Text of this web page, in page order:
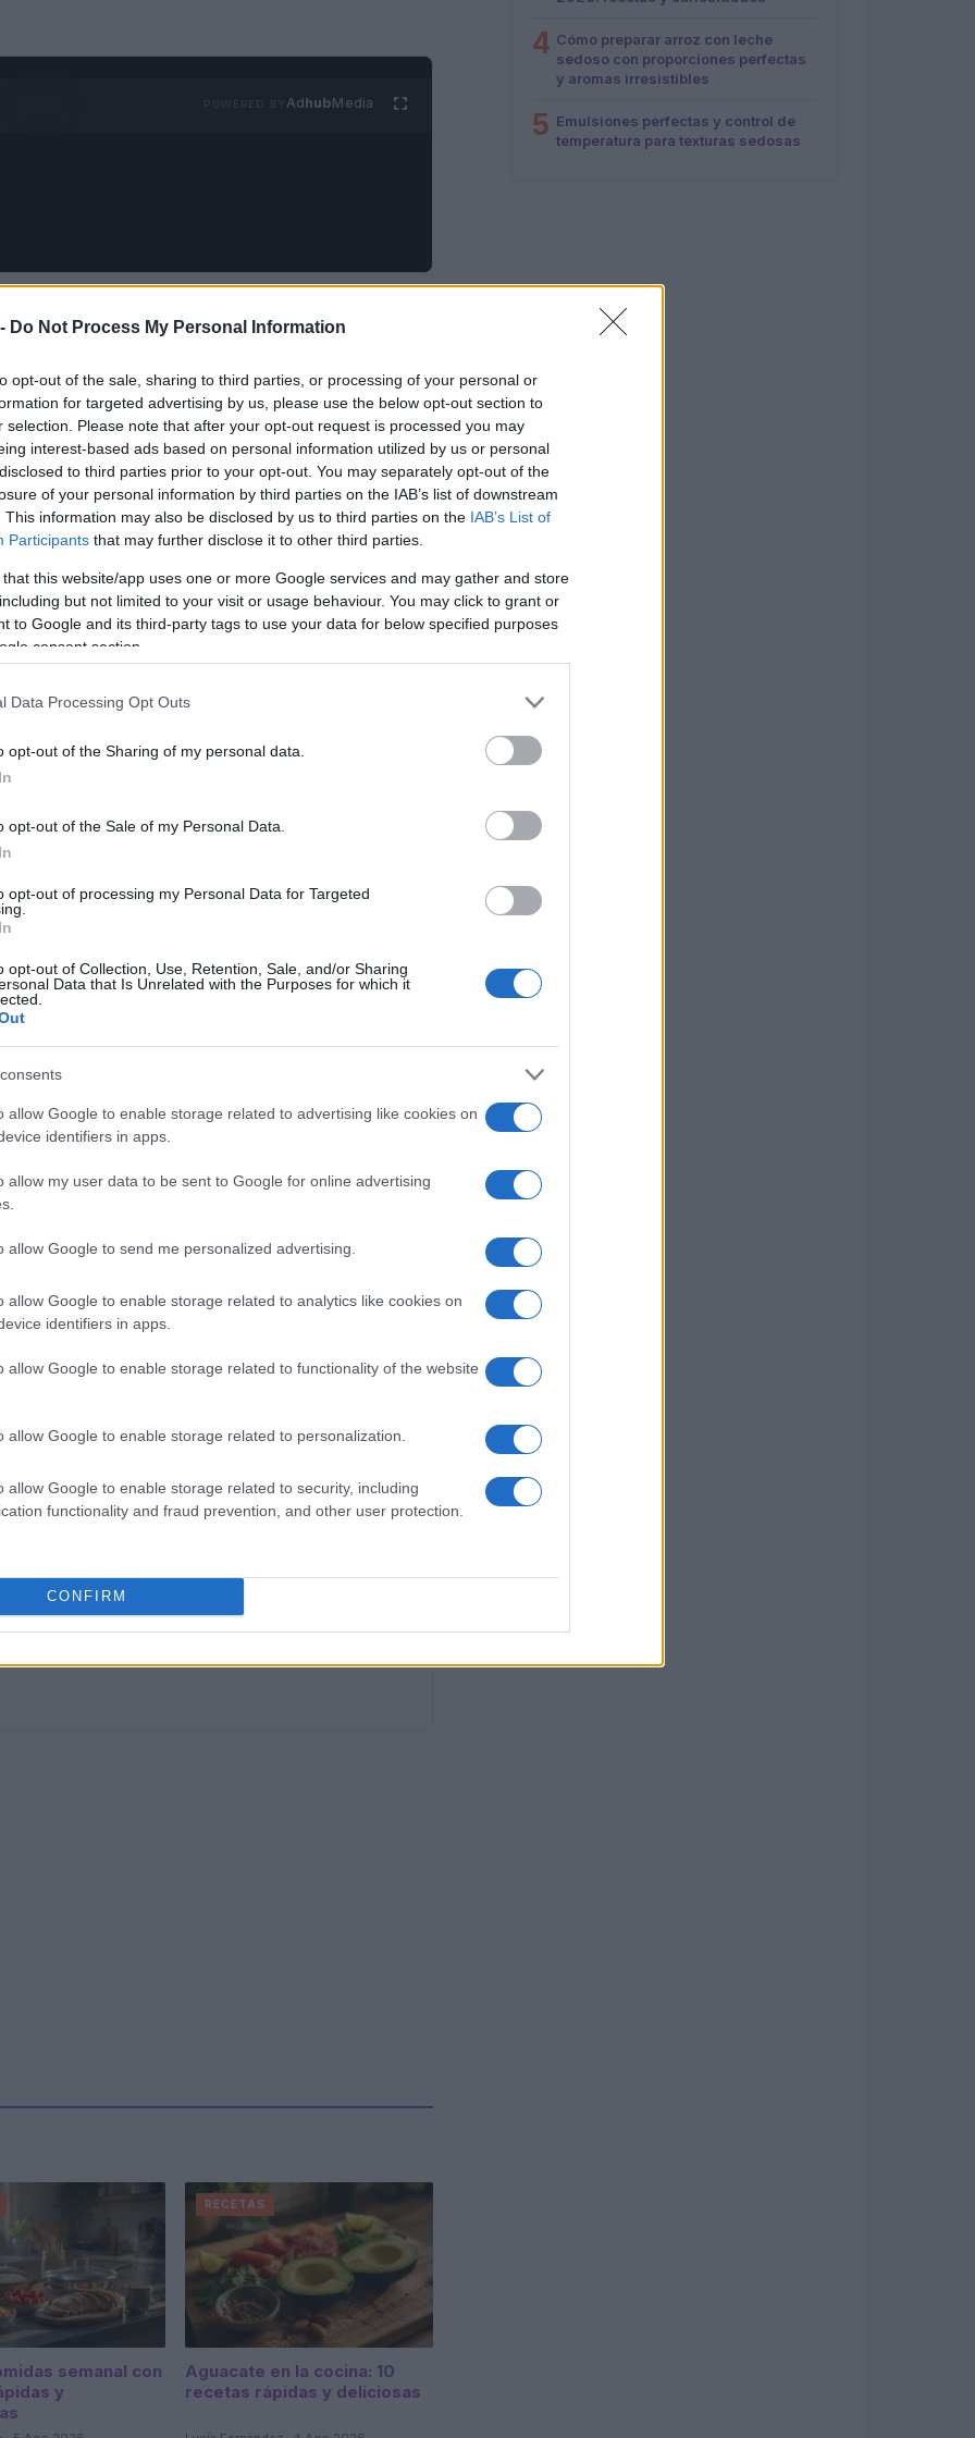
Do Not Process My Personal Information
opt-out of the sale, sharing to third parties, or processing of your personal or
for targeted advertising by us, please use the below opt-out section to
selection. Please note that after your opt-out request is processed you may
interest-based ads based on personal information utilized by us or personal
to third parties prior to your opt-out. You may separately opt-out of the
of your personal information by third parties on the IAB’s list of downstream
This information may also be disclosed by us to third parties on the IAB’s List of
Participants that may further disclose it to other third parties.
that this website/app uses one or more Google services and may gather and store
but not limited to your visit or usage behaviour. You may click to grant or
to Google and its third-party tags to use your data for below specified purposes
consent section.
Data Processing Opt Outs
opt-out of the Sharing of my personal data.
opt-out of the Sale of my Personal Data.
opt-out of processing my Personal Data for Targeted
opt-out of Collection, Use, Retention, Sale, and/or Sharing
Data that Is Unrelated with the Purposes for which it
allow Google to enable storage related to advertising like cookies on
identifiers in apps.
allow my user data to be sent to Google for online advertising
allow Google to send me personalized advertising.
allow Google to enable storage related to analytics like cookies on
identifiers in apps.
allow Google to enable storage related to functionality of the website
allow Google to enable storage related to personalization.
allow Google to enable storage related to security, including
functionality and fraud prevention, and other user protection.
CONFIRM
AdhubMedia
postre elaborado con masa quebrada
castañas cocidas picadas, chocolate negro,
fácil de preparar y apto para mil
o como postre apetecible al final de
y pasarlas a un cazo con la leche y el azúcar
tanto picar el chocolate negro.
el chocolate troceado y remover para que se
se enfríe y luego añadir el requesón tamizado.
dejar enfriar. Extender la masa quebrada integral
con ella un molde de tarta de 22 cm.
exceso de masa de los bordes y rellenar con la
durante 40 minutos a 180º y déjalo enfriar
semanal con
y
RECETAS
Aguacate en la cocina: 10
recetas rápidas y deliciosas
4 Cómo preparar arroz con leche
sedoso con proporciones perfectas
y aromas irresistibles
5 Emulsiones perfectas y control de
temperatura para texturas sedosas